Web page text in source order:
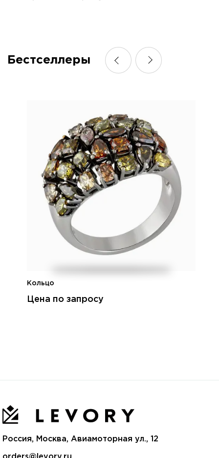
Бестселлеры
Кольцо
Цена по запросу
Россия, Москва, Авиамоторная ул., 12